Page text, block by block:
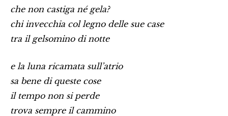
che non castiga né gela?
chi invecchia col legno delle sue case
tra il gelsomino di notte
e la luna ricamata sull’atrio
sa bene di queste cose
il tempo non si perde
trova sempre il cammino